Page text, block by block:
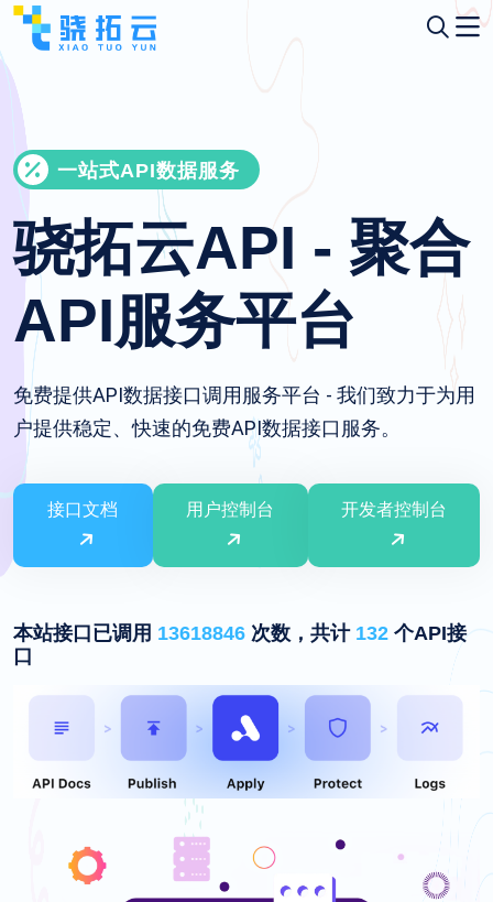
一站式API数据服务
骁拓云API - 聚合
API服务平台
免费提供API数据接口调用服务平台 - 我们致力于为用
户提供稳定、快速的免费API数据接口服务。
接口文档 用户控制台 开发者控制台
本站接口已调用 13618846 次数，共计 132 个API接
口